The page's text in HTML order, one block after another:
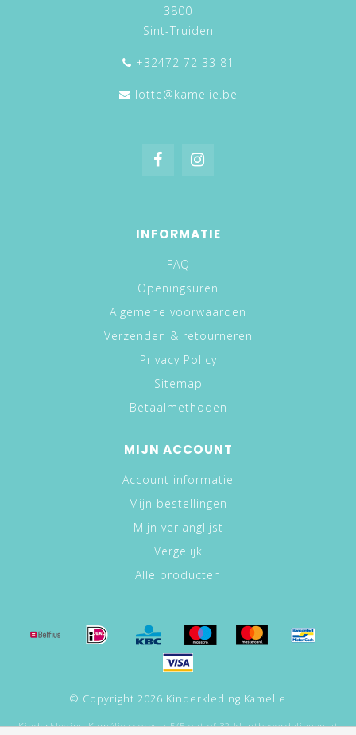
3800
Sint-Truiden
+32472 72 33 81
lotte@kamelie.be
INFORMATIE
FAQ
Openingsuren
Algemene voorwaarden
Verzenden & retourneren
Privacy Policy
Sitemap
Betaalmethoden
MIJN ACCOUNT
Account informatie
Mijn bestellingen
Mijn verlanglijst
Vergelijk
Alle producten
© Copyright 2026 Kinderkleding Kamelie
Kinderkleding Kaméliescores a 5/5out of32klantbeoordelingen at